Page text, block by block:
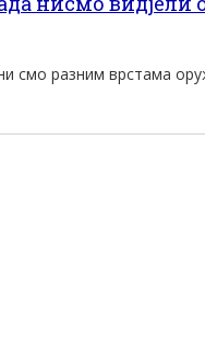
смо разним врстама